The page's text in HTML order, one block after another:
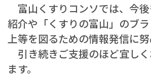
富山くすりコンソでは、今
紹介や「くすりの富山」のブ
上等を図るための情報発信に努
引き続きご支援のほど宜し
ます。